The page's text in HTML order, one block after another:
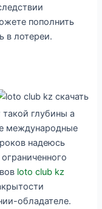
пополнить
в лотереи.
глубины а
международные
надеюсь
loto club kz
обладателе.